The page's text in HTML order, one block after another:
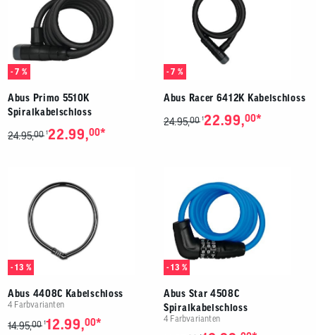
- 7 %
Abus Primo 5510K
Spiralkabelschloss
24.95,00 122.99,00*
- 7 %
Abus Racer 6412K Kabelschloss
24.95,00 122.99,00*
- 13 %
Abus 4408C Kabelschloss
4 Farbvarianten
14.95,00 112.99,00*
- 13 %
Abus Star 4508C
Spiralkabelschloss
4 Farbvarianten